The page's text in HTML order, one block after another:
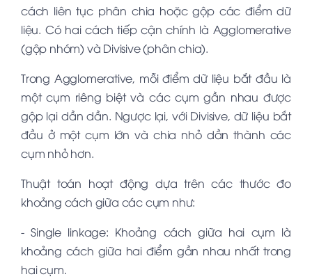
cách liên tục phân chia hoặc gộp các điểm dữ
liệu. Có hai cách tiếp cận chính là Agglomerative
(gộp nhóm) và Divisive (phân chia).
Trong Agglomerative, mỗi điểm dữ liệu bắt đầu là
một cụm riêng biệt và các cụm gần nhau được
gộp lại dần dần. Ngược lại, với Divisive, dữ liệu bắt
đầu ở một cụm lớn và chia nhỏ dần thành các
cụm nhỏ hơn.
Thuật toán hoạt động dựa trên các thước đo
khoảng cách giữa các cụm như:
- Single linkage: Khoảng cách giữa hai cụm là
khoảng cách giữa hai điểm gần nhau nhất trong
hai cụm.